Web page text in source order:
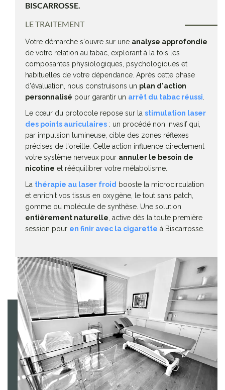
BISCARROSSE.
LE TRAITEMENT
Votre démarche s'ouvre sur une analyse approfondie
de votre relation au tabac, explorant à la fois les
composantes physiologiques, psychologiques et
habituelles de votre dépendance. Après cette phase
d'évaluation, nous construisons un plan d'action
personnalisé pour garantir un arrêt du tabac réussi
Le cœur du protocole repose sur la stimulation laser
des points auriculaires : un procédé non invasif qui,
par impulsion lumineuse, cible des zones réflexes
précises de l'oreille. Cette action influence directement
votre système nerveux pour annuler le besoin de
nicotine et rééquilibrer votre métabolisme.
La thérapie au laser froid booste la microcirculation
et enrichit vos tissus en oxygène, le tout sans patch,
gomme ou molécule de synthèse. Une solution
entièrement naturelle , active dès la toute première
session pour en finir avec la cigarette à Biscarrosse.